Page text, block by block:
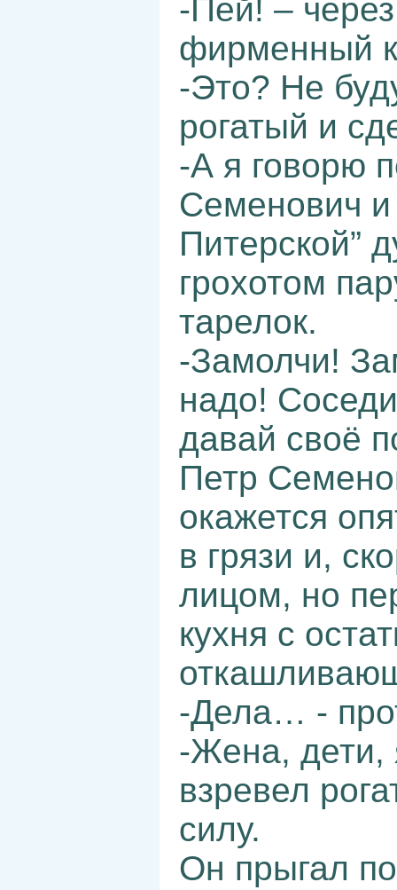
-Пей! –
фирменный
-Это? Не
рогатый и
-А я говорю
Семенович и
Питерской”
грохотом
тарелок.
-Замолчи!
надо!
давай своё
Петр
окажется
в грязи и,
лицом, но
кухня с
-Дела… -
-Жена, дети,
взревел
силу.
Он прыгал